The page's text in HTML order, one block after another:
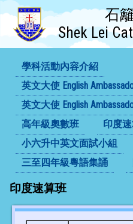
石
Shek Lei
學科活動內容介紹
英文大使 English
英文大使 English
高年級奧數班
印度
小六升中英文面試小組
三至四年級粵語集誦
印度速算班